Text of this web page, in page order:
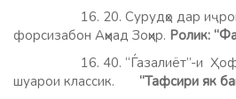
16. 20. Сурудҳо дар иҷрои
форсизабон Аҳмад Зоҳир. Ролик:
16. 40. “Ѓазалиёт”-и
шуарои классик.
“Тафсири як